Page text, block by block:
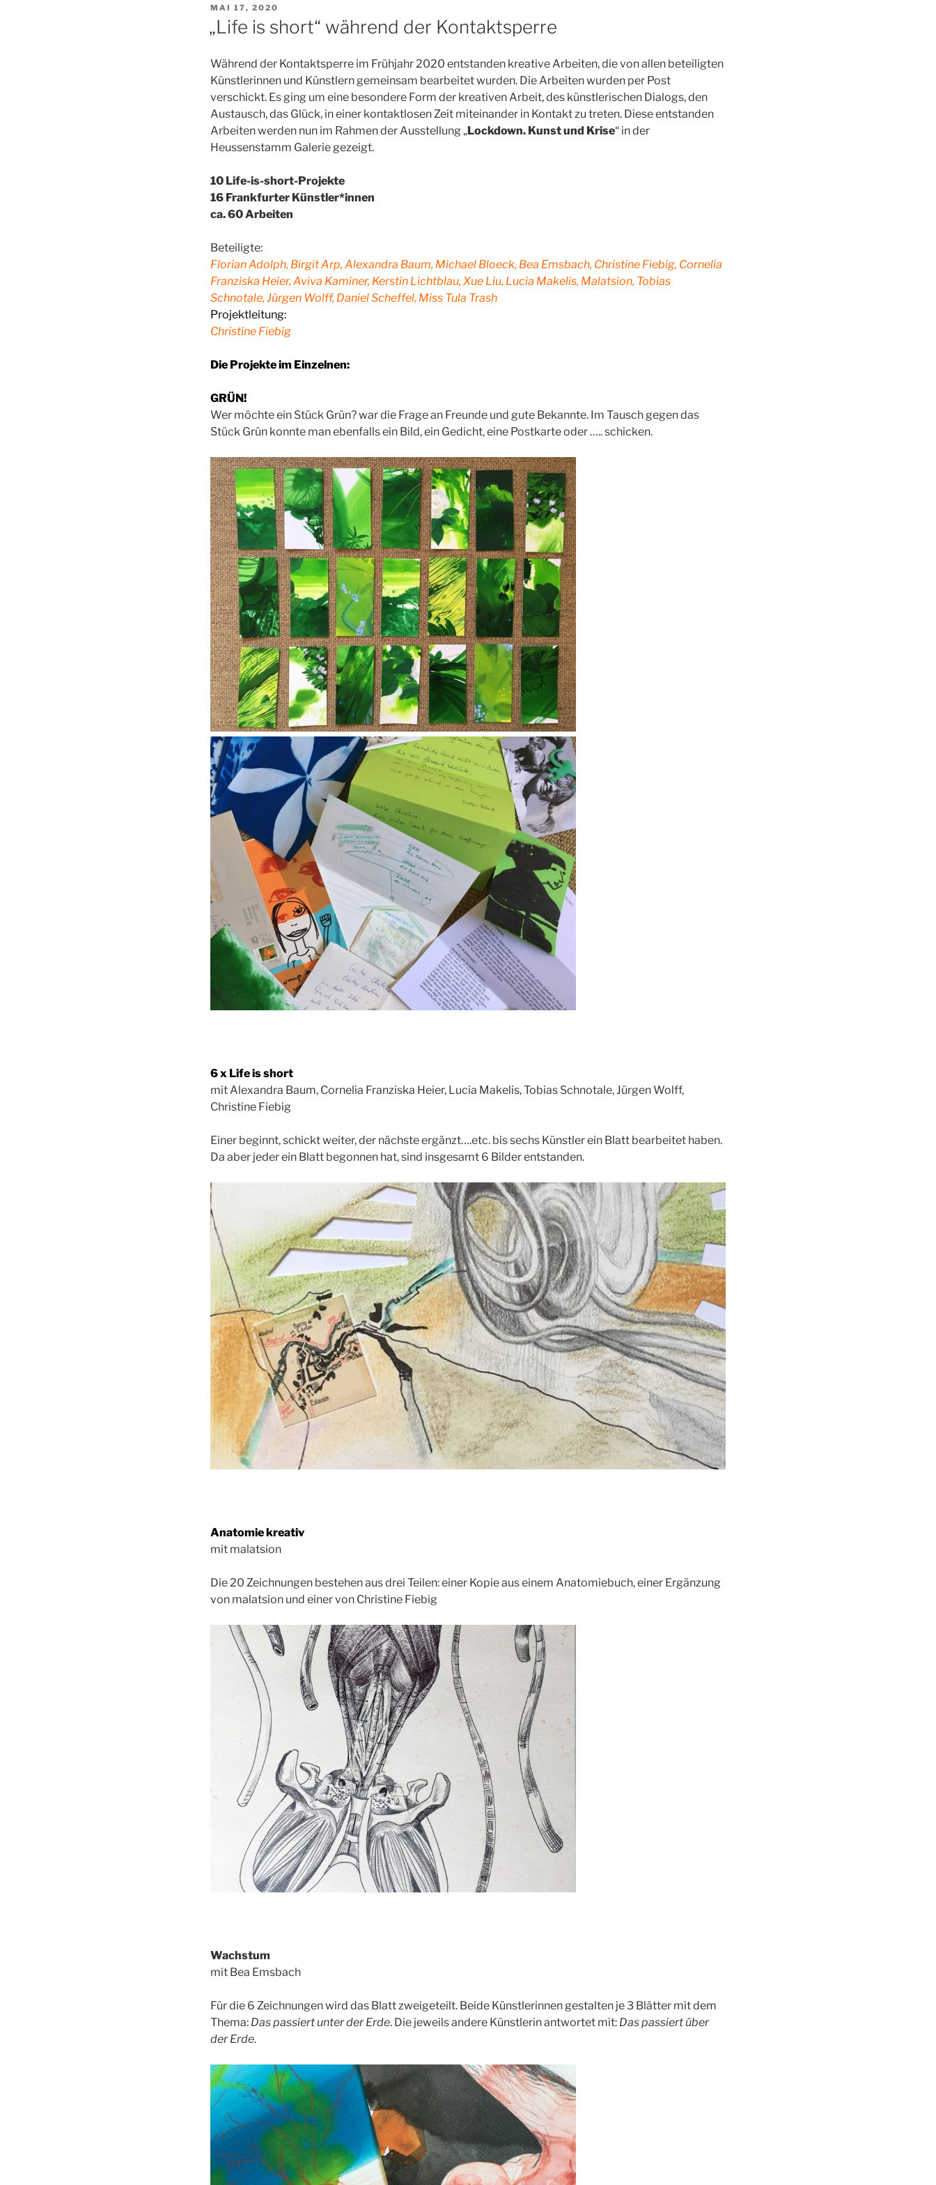
VERÖFFENTLICHT
AM
MAI 17, 2020
„Life is short“ während der Kontaktsperre
Während der Kontaktsperre im Frühjahr 2020 entstanden kreative Arbeiten, die von allen beteiligten
Künstlerinnen und Künstlern gemeinsam bearbeitet wurden. Die Arbeiten wurden per Post
verschickt. Es ging um eine besondere Form der kreativen Arbeit, des künstlerischen Dialogs, den
Austausch, das Glück, in einer kontaktlosen Zeit miteinander in Kontakt zu treten. Diese entstanden
Arbeiten werden nun im Rahmen der Ausstellung „Lockdown. Kunst und Krise“ in der
Heussenstamm Galerie gezeigt.
10 Life-is-short-Projekte
16 Frankfurter Künstler*innen
ca. 60 Arbeiten
Beteiligte:
Florian Adolph, Birgit Arp, Alexandra Baum, Michael Bloeck, Bea Emsbach, Christine Fiebig, Cornelia
Franziska Heier, Aviva Kaminer, Kerstin Lichtblau, Xue Liu, Lucia Makelis, Malatsion, Tobias
Schnotale, Jürgen Wolff, Daniel Scheffel, Miss Tula Trash
Projektleitung:
Christine Fiebig
Die Projekte im Einzelnen:
GRÜN!
Wer möchte ein Stück Grün? war die Frage an Freunde und gute Bekannte. Im Tausch gegen das
Stück Grün konnte man ebenfalls ein Bild, ein Gedicht, eine Postkarte oder ….. schicken.
6 x Life is short
mit Alexandra Baum, Cornelia Franziska Heier, Lucia Makelis, Tobias Schnotale, Jürgen Wolff,
Christine Fiebig
Einer beginnt, schickt weiter, der nächste ergänzt….etc. bis sechs Künstler ein Blatt bearbeitet haben.
Da aber jeder ein Blatt begonnen hat, sind insgesamt 6 Bilder entstanden.
Anatomie kreativ
mit malatsion
Die 20 Zeichnungen bestehen aus drei Teilen: einer Kopie aus einem Anatomiebuch, einer Ergänzung
von malatsion und einer von Christine Fiebig
Wachstum
mit Bea Emsbach
Für die 6 Zeichnungen wird das Blatt zweigeteilt. Beide Künstlerinnen gestalten je 3 Blätter mit dem
Thema: Das passiert unter der Erde. Die jeweils andere Künstlerin antwortet mit: Das passiert über
der Erde.